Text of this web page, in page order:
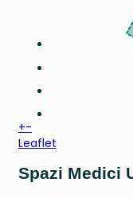
+-
Leaflet
Spazi Medici